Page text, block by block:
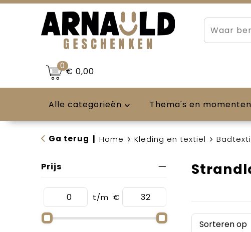
0€ 0,00
Alle categorieën Thema's en momenten
Ga terug Home Kleding en textiel
Prijs
t/m €